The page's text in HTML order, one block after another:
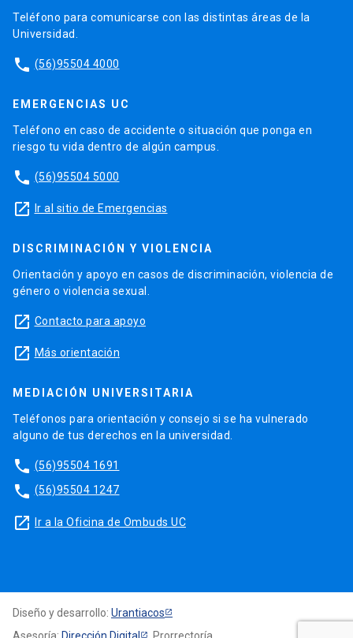
Teléfono para comunicarse con las distintas áreas de la
Universidad.
phone (56)95504 4000
EMERGENCIAS UC
Teléfono en caso de accidente o situación que ponga en
riesgo tu vida dentro de algún campus.
phone (56)95504 5000
launch Ir al sitio de Emergencias
DISCRIMINACIÓN Y VIOLENCIA
Orientación y apoyo en casos de discriminación, violencia de
género o violencia sexual.
launch Contacto para apoyo
launch Más orientación
MEDIACIÓN UNIVERSITARIA
Teléfonos para orientación y consejo si se ha vulnerado
alguno de tus derechos en la universidad.
phone (56)95504 1691
phone (56)95504 1247
launch Ir a la Oficina de Ombuds UC
Diseño y desarrollo: Urantiacos
Asesoría: Dirección Digital , Prorrectoría